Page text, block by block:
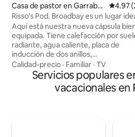
Casa de pastor en Garrabos
t
4.97
Risso's Pod. Broadbay es un lugar
para ver delfines bebés.
Aquí está nuestra nueva cápsula
equipada. Tiene calefacción por
radiante, agua caliente, placa de
inducción de dos anillos,
nevera/congelador, hervidor de agua,
tostadora, cama doble fija y sofá
Para tu comodidad, tiene inodoro,
lavabo y ducha. También wifi, Alexa,
Calidad-precio · Familiar · TV
Servicios populares
vacacionales en